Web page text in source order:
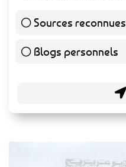
Sources reconnues
Blogs personnels